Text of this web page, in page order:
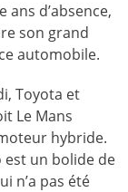
ans d’absence,
son grand
automobile.
Toyota et
Le Mans
hybride.
est un bolide de
n’a pas été